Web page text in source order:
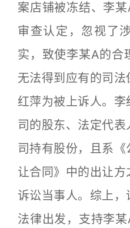
案店铺被冻结、李
审查认定，忽视了
实，致使李某A的合
无法得到应有的司
红萍为被上诉人。
司的股东、法定代
司持有股份，且系
让合同》中的出让
诉讼当事人。综上
法律出发，支持李